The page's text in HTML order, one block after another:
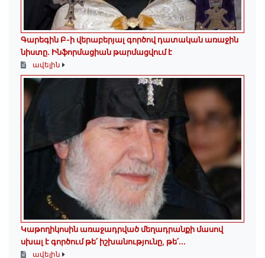
Գարեգին Բ-ի վերաբերյալ գործով դատական առաջին
նիստը․ Ինֆորմացիան թարմացվում է
ավելին
Կաթողիկոսին առաջադրված մեղադրանքի մասով
սխալ է գործում թե՛ իշխանությունը, թե՛...
ավելին